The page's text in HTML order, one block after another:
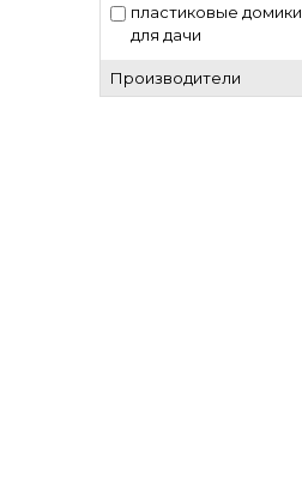
пластиковые домики
для дачи
Производители